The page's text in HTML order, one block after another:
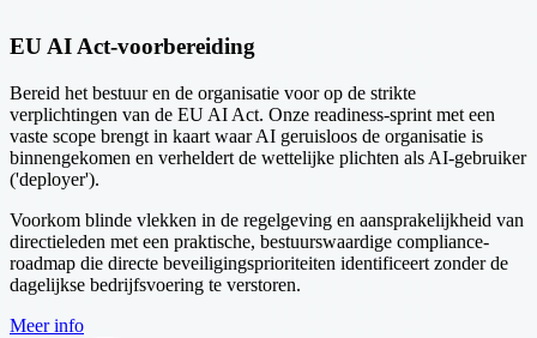
EU AI Act-voorbereiding
Bereid het bestuur en de organisatie voor op de strikte
verplichtingen van de EU AI Act. Onze readiness-sprint met een
vaste scope brengt in kaart waar AI geruisloos de organisatie is
binnengekomen en verheldert de wettelijke plichten als AI-gebruiker
('deployer').
Voorkom blinde vlekken in de regelgeving en aansprakelijkheid van
directieleden met een praktische, bestuurswaardige compliance-
roadmap die directe beveiligingsprioriteiten identificeert zonder de
dagelijkse bedrijfsvoering te verstoren.
Meer info